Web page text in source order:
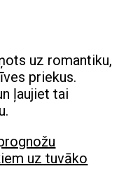
uz romantiku,
priekus.
ļaujiet tai
uz tuvāko